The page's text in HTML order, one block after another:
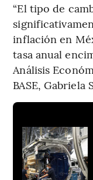
“El tipo de
inflación en
tasa anual
Análisis
BASE, Gabriela